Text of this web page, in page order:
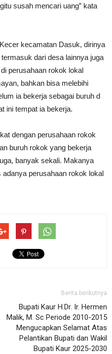
susah mencari uang” kata
kecamatan Dasuk, dirinya
dari desa lainnya juga
perusahaan rokok lokal
bahkan bisa melebihi
ia bekerja sebagai buruh d
ini tempat ia bekerja.
dengan perusahaan rokok
buruh rokok yang bekerja
banyak sekali. Makanya
perusahaan rokok lokal
Berita berikutnya
Bupati Kaur H.Dr. Ir. Hermen
Malik, M. Sc Periode 2010-2015
Mengucapkan Selamat Atas
Pelantikan Bupati dan Wakil
Bupati Kaur 2025-2030